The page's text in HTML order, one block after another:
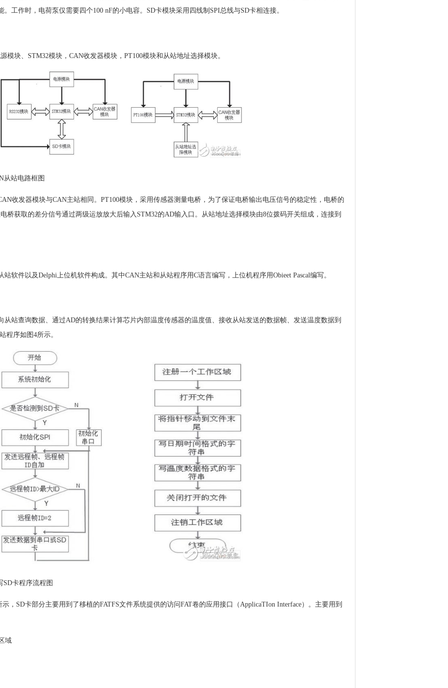
。工作时，电荷泵仅需要四个100 nF的小电容。SD卡模块采用四线制SPI总线与SD卡相连接。
模块、STM32模块，CAN收发器模块，PT100模块和从站地址选择模块。
从站电路框图
收发器模块与CAN主站相同。PT100模块，采用传感器测量电桥，为了保证电桥输出电压信号的稳定性，电桥的
桥获取的差分信号通过两级运放放大后输入STM32的AD输入口。从站地址选择模块由8位拨码开关组成，连接到
软件以及Delphi上位机软件构成。其中CAN主站和从站程序用C语言编写，上位机程序用Obieet Pascal编写。
从站查询数据、通过AD的转换结果计算芯片内部温度传感器的温度值、接收从站发送的数据帧、发送温度数据到
程序如图4所示。
SD卡程序流程图
，SD卡部分主要用到了移植的FATFS文件系统提供的访问FAT卷的应用接口（ApplicaTIon Interface）。主要用到
域